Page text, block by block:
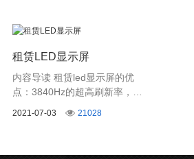
租赁LED显示屏
内容导读 租赁led显示屏的优
点：3840Hz的超高刷新率，在
2021-07-03 21028